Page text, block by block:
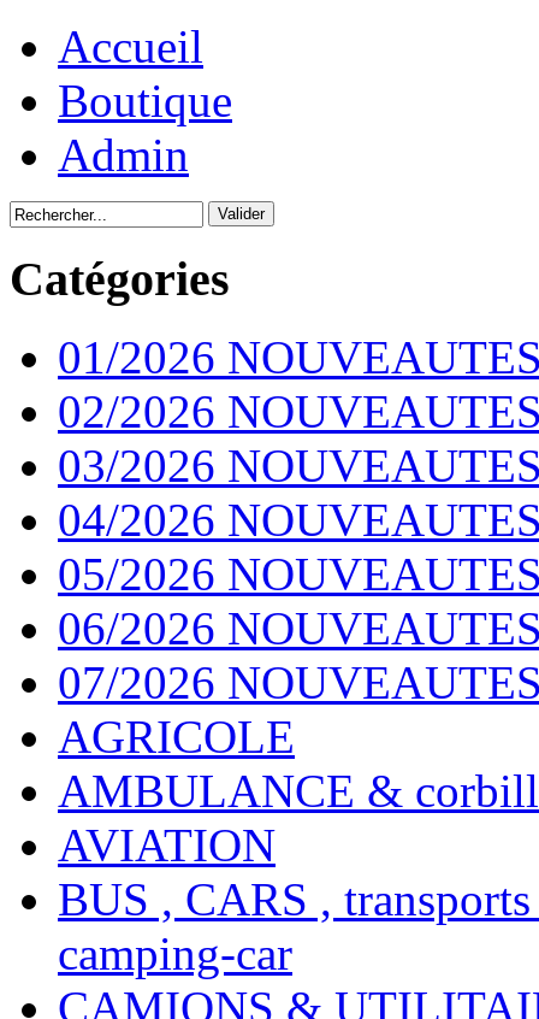
Accueil
Boutique
Admin
Catégories
01/2026
02/2026
03/2026
04/2026
05/2026
06/2026
07/2026
AGRICOLE
AMBULANCE &
AVIATION
BUS , CARS ,
camping-car
CAMIONS &